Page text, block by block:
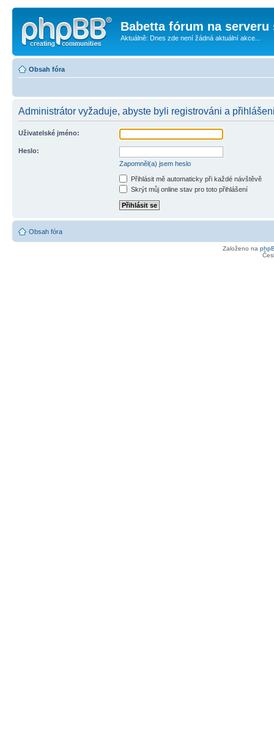
Babetta fórum na serveru
Aktuálně: Dnes zde není žádná aktuální akce...
Obsah fóra
Administrátor vyžaduje, abyste byli registrováni a
Uživatelské jméno:
Heslo:
Zapomněl(a) jsem heslo
Přihlásit mě automaticky při každé návštěvě
Skrýt můj online stav pro toto přihlášení
Obsah fóra
Založeno na